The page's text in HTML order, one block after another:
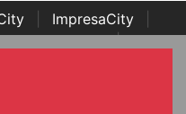
ImpresaCity
Awards | Italian